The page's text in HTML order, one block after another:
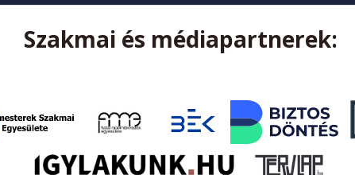
Szakmai és médiapartnerek: